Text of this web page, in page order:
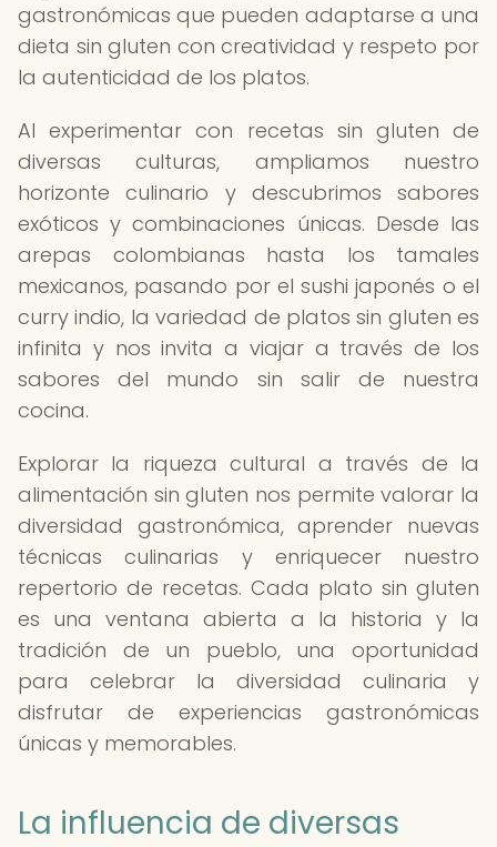
gastronómicas que pueden adaptarse a una
dieta sin gluten con creatividad y respeto por
la autenticidad de los platos.
Al experimentar con recetas sin gluten de
diversas culturas, ampliamos nuestro
horizonte culinario y descubrimos sabores
exóticos y combinaciones únicas. Desde las
arepas colombianas hasta los tamales
mexicanos, pasando por el sushi japonés o el
curry indio, la variedad de platos sin gluten es
infinita y nos invita a viajar a través de los
sabores del mundo sin salir de nuestra
cocina.
Explorar la riqueza cultural a través de la
alimentación sin gluten nos permite valorar la
diversidad gastronómica, aprender nuevas
técnicas culinarias y enriquecer nuestro
repertorio de recetas. Cada plato sin gluten
es una ventana abierta a la historia y la
tradición de un pueblo, una oportunidad
para celebrar la diversidad culinaria y
disfrutar de experiencias gastronómicas
únicas y memorables.
La influencia de diversas